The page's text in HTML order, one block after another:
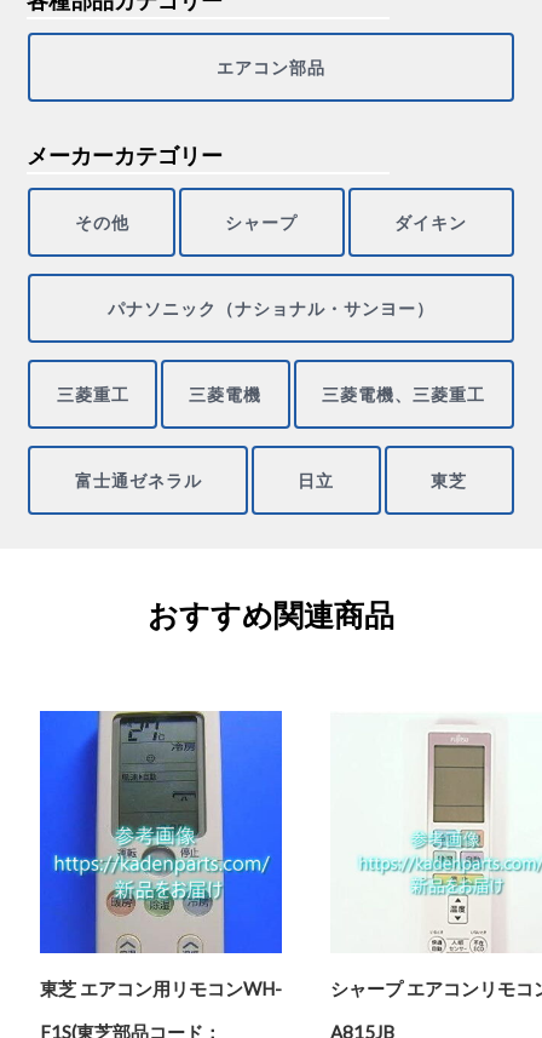
エアコン部品
メーカーカテゴリー
その他 シャープ ダイキン
パナソニック（ナショナル・サンヨー）
三菱重工 三菱電機 三菱電機、三菱重工
富士通ゼネラル 日立 東芝
おすすめ関連商品
東芝 エアコン用リモコンWH-
F1S(東芝部品コード：
シャープ エアコンリモコ
A815JB